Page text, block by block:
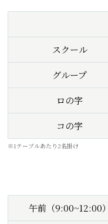
スクール
グループ
ロの字
コの字
※1テーブルあたり2名掛け
午前（9:00~12:00）